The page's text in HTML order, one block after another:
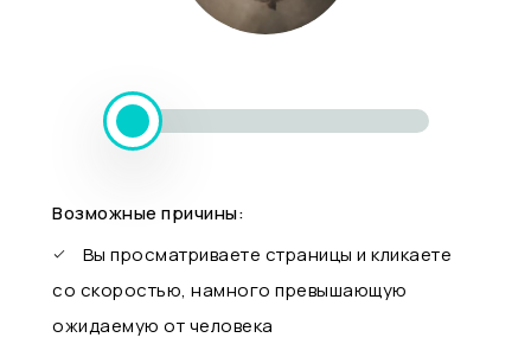
Возможные причины:
Вы просматриваете страницы и кликаете
со скоростью, намного превышающую
ожидаемую от человека